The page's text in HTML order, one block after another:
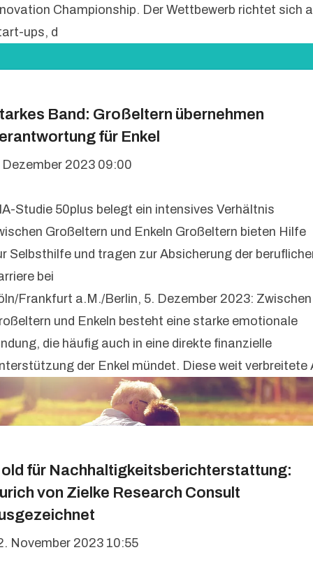
Championship. Der Wettbewerb richtet sich
ups, d
Band: Großeltern übernehmen
für Enkel
Dezember 2023 09:00
Studie 50plus belegt ein intensives Verhältnis
Großeltern und Enkeln Großeltern bieten Hilfe
Selbsthilfe und tragen zur Absicherung der
bei
Frankfurt a.M./Berlin, 5. Dezember 2023: Zwischen
und Enkeln besteht eine starke emotionale
die häufig auch in eine direkte finanzielle
der Enkel mündet. Diese weit verbreitete
für Nachhaltigkeitsberichterstattung:
von Zielke Research Consult
November 2023 10:55